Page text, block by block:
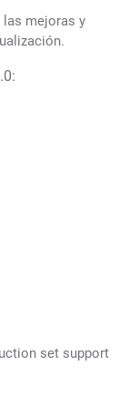
mejoras y
set support